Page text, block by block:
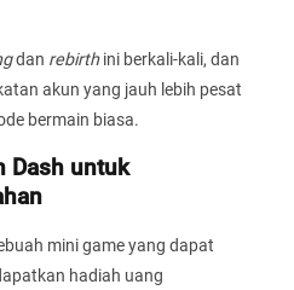
dan rebirthini berkali-kali, dan
akun yang jauh lebih pesat
bermain biasa.
Dash untuk
mini game yang dapat
hadiah uang